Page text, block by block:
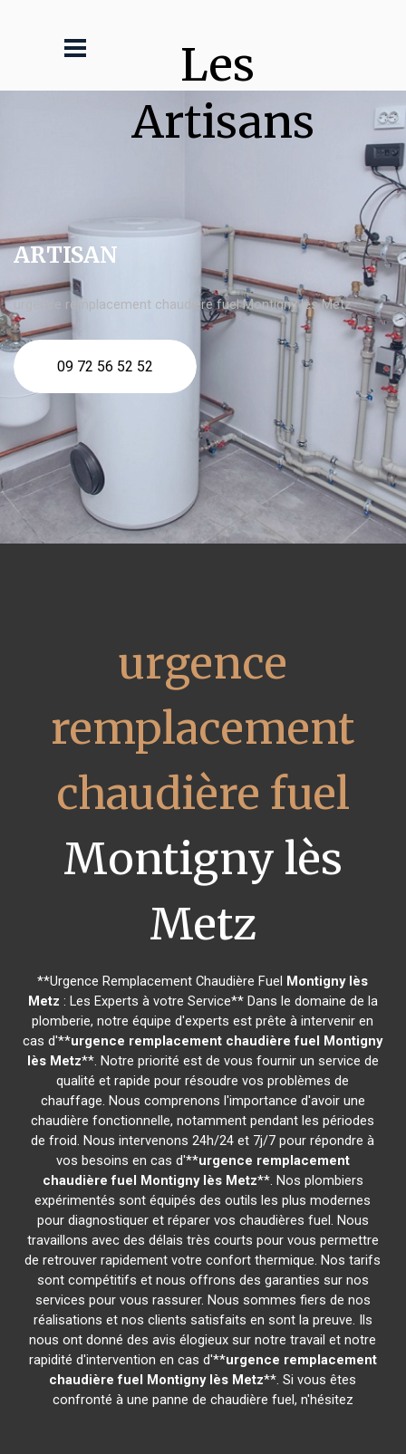
Les
Artisans
ARTISAN
urgence remplacement chaudière fuel Montigny lès Metz
09 72 56 52 52
urgence
remplacement
chaudière fuel
Montigny lès
Metz
**Urgence Remplacement Chaudière Fuel Montigny lès
Metz : Les Experts à votre Service** Dans le domaine de la
plomberie, notre équipe d'experts est prête à intervenir en
cas d'**urgence remplacement chaudière fuel Montigny
lès Metz**. Notre priorité est de vous fournir un service de
qualité et rapide pour résoudre vos problèmes de
chauffage. Nous comprenons l'importance d'avoir une
chaudière fonctionnelle, notamment pendant les périodes
de froid. Nous intervenons 24h/24 et 7j/7 pour répondre à
vos besoins en cas d'**urgence remplacement
chaudière fuel Montigny lès Metz**. Nos plombiers
expérimentés sont équipés des outils les plus modernes
pour diagnostiquer et réparer vos chaudières fuel. Nous
travaillons avec des délais très courts pour vous permettre
de retrouver rapidement votre confort thermique. Nos tarifs
sont compétitifs et nous offrons des garanties sur nos
services pour vous rassurer. Nous sommes fiers de nos
réalisations et nos clients satisfaits en sont la preuve. Ils
nous ont donné des avis élogieux sur notre travail et notre
rapidité d'intervention en cas d'**urgence remplacement
chaudière fuel Montigny lès Metz**. Si vous êtes
confronté à une panne de chaudière fuel, n'hésitez